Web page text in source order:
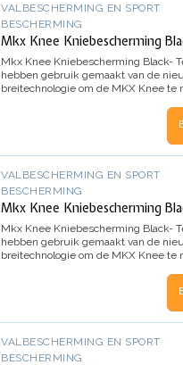
VALBESCHERMING EN SPORT
BESCHERMING
Mkx Knee Kniebescherming
Mkx Knee Kniebescherming Black-
hebben gebruik gemaakt van de
breitechnologie om de MKX Knee te
sleeve beweegt en vormt zich perfect
VALBESCHERMING EN SPORT
BESCHERMING
Mkx Knee Kniebescherming
Mkx Knee Kniebescherming Black-
hebben gebruik gemaakt van de
breitechnologie om de MKX Knee te
sleeve beweegt en vormt zich perfect
VALBESCHERMING EN SPORT
BESCHERMING